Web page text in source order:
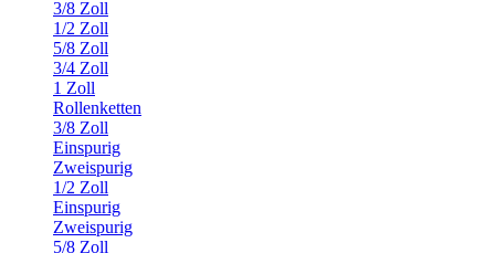
3/8 Zoll
1/2 Zoll
5/8 Zoll
3/4 Zoll
1 Zoll
Rollenketten
3/8 Zoll
Einspurig
Zweispurig
1/2 Zoll
Einspurig
Zweispurig
5/8 Zoll